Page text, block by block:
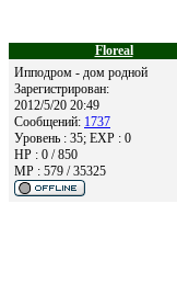
Floreal
Ипподром - дом родной
Зарегистрирован:
2012/5/20 20:49
Сообщений: 1737
Уровень : 35; EXP : 0
HP : 0 / 850
MP : 579 / 35325